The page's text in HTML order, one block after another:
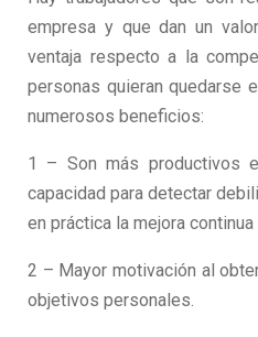
empresa y que dan un
ventaja respecto a la
personas quieran quedarse
numerosos beneficios:
1 – Son más productivos
capacidad para detectar
en práctica la mejora continua
2 – Mayor motivación al
objetivos personales.